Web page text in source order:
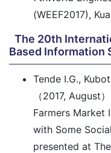
(WEEF2017),
The 20th
Based Information
Tende I.G.,
（2017, August
Farmers Market
with Some
presented at